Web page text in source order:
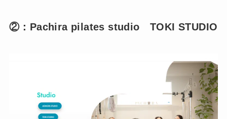
②：Pachira pilates studio TOKI STUDIO